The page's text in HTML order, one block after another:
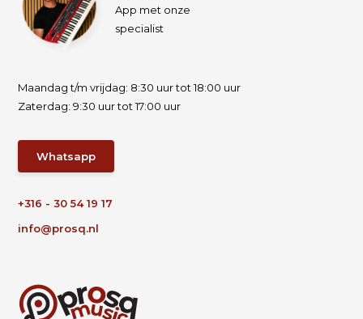
App met onze
specialist
Maandag t/m vrijdag: 8:30 uur tot 18:00 uur
Zaterdag: 9:30 uur tot 17:00 uur
Whatsapp
+316 - 30 54 19 17
info@prosq.nl